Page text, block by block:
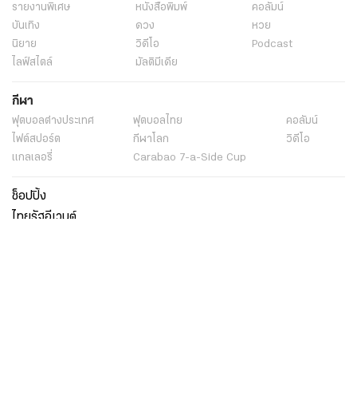
รายงานพิเศษ หนังสือพิมพ์
คอลัมน์
บันเทิง
ดวง
หวย
นิยาย
วิดีโอ
Podcast
ไลฟ์สไตล์
มัลติมีเดีย
กีฬา
ฟุตบอลต่่างประเทศ ฟุตบอลไทย
คอลัมน์
ไฟต์สปอร์ต
กีฬาโลก
วิดีโอ
แกลเลอรี่
Carabao 7-a-Side Cup
ช็อปปิ้ง
ไทยรัฐอีเวนต์